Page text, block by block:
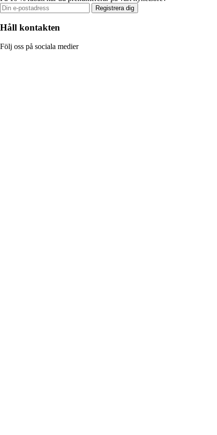
Registrera dig
Håll kontakten
Följ oss på sociala medier